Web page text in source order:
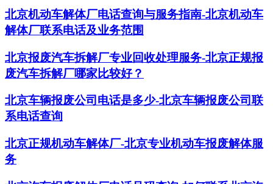
北京机动车解体厂电话查询与服务指南-北京机动车
解体厂联系电话及业务范围
北京报废汽车拆解厂专业回收处理服务-北京正规报
废汽车拆解厂哪家比较好？
北京车辆报废公司电话是多少-北京车辆报废公司联
系电话查询
北京正规机动车解体厂-北京专业机动车报废解体服
务